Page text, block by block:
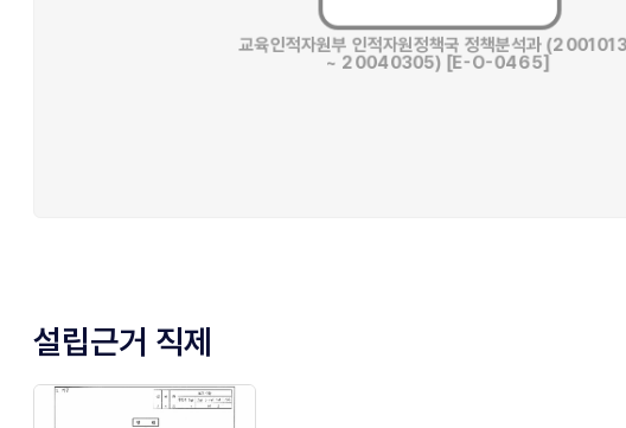
설립근거 직제